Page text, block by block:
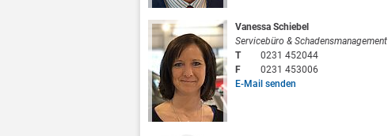
Vanessa Schiebel
Servicebüro & Schadensmanagement
T
0231 452044
F
0231 453006
E-Mail senden